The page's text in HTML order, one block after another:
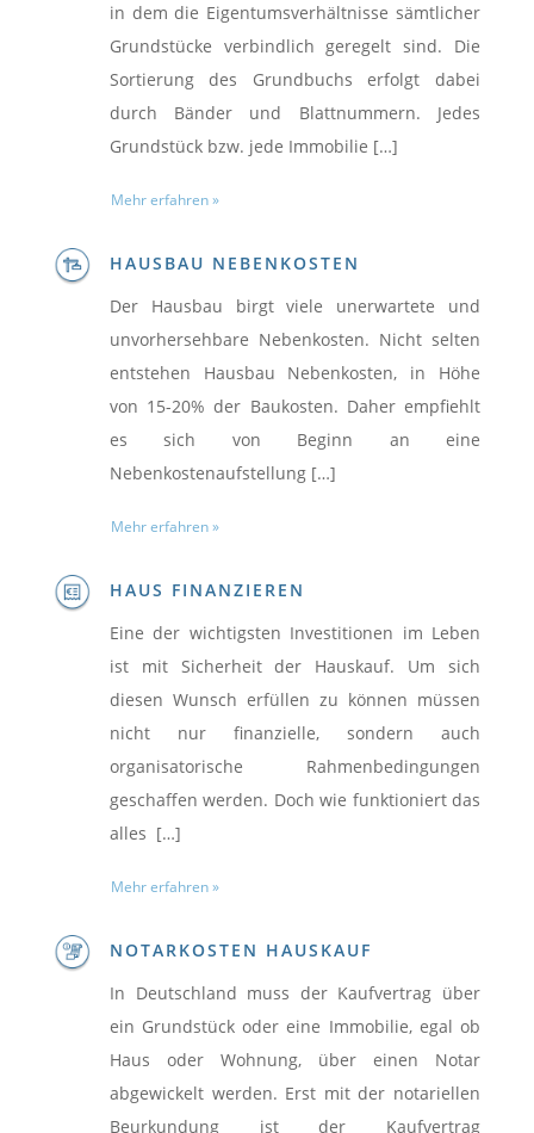
in dem die Eigentumsverhältnisse sämtlicher
Grundstücke verbindlich geregelt sind. Die
Sortierung des Grundbuchs erfolgt dabei
durch Bänder und Blattnummern. Jedes
Grundstück bzw. jede Immobilie […]
Mehr erfahren »
HAUSBAU NEBENKOSTEN
Der Hausbau birgt viele unerwartete und
unvorhersehbare Nebenkosten. Nicht selten
entstehen Hausbau Nebenkosten, in Höhe
von 15-20% der Baukosten. Daher empfiehlt
es sich von Beginn an eine
Nebenkostenaufstellung […]
Mehr erfahren »
HAUS FINANZIEREN
Eine der wichtigsten Investitionen im Leben
ist mit Sicherheit der Hauskauf. Um sich
diesen Wunsch erfüllen zu können müssen
nicht nur finanzielle, sondern auch
organisatorische Rahmenbedingungen
geschaffen werden. Doch wie funktioniert das
alles […]
Mehr erfahren »
NOTARKOSTEN HAUSKAUF
In Deutschland muss der Kaufvertrag über
ein Grundstück oder eine Immobilie, egal ob
Haus oder Wohnung, über einen Notar
abgewickelt werden. Erst mit der notariellen
Beurkundung ist der Kaufvertrag